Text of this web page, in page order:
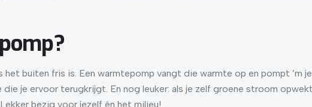
buiten fris is. Een warmtepomp vangt die warmte op en pompt ’m
je ervoor terugkrijgt. En nog leuker: als je zelf groene stroom
bezig voor jezelf én het milieu!